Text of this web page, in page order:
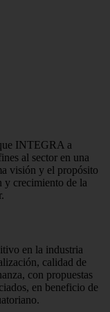
INTEGRA a
al sector en una
visión y el propósito
y crecimiento de la
en la industria
calidad de
con propuestas
en beneficio de